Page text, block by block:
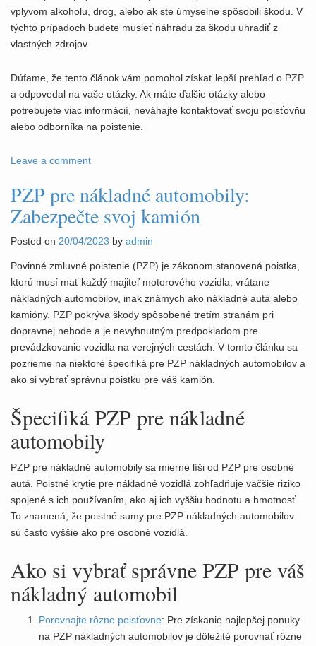
vplyvom alkoholu, drog, alebo ak ste úmyselne spôsobili škodu. V
týchto prípadoch budete musieť náhradu za škodu uhradiť z
vlastných zdrojov.
Dúfame, že tento článok vám pomohol získať lepší prehľad o PZP
a odpovedal na vaše otázky. Ak máte ďalšie otázky alebo
potrebujete viac informácií, neváhajte kontaktovať svoju poisťovňu
alebo odborníka na poistenie.
Leave a comment
PZP pre nákladné automobily:
Zabezpečte svoj kamión
Posted on 20/04/2023 by admin
Povinné zmluvné poistenie (PZP) je zákonom stanovená poistka,
ktorú musí mať každý majiteľ motorového vozidla, vrátane
nákladných automobilov, inak známych ako nákladné autá alebo
kamióny. PZP pokrýva škody spôsobené tretím stranám pri
dopravnej nehode a je nevyhnutným predpokladom pre
prevádzkovanie vozidla na verejných cestách. V tomto článku sa
pozrieme na niektoré špecifiká pre PZP nákladných automobilov a
ako si vybrať správnu poistku pre váš kamión.
Špecifiká PZP pre nákladné
automobily
PZP pre nákladné automobily sa mierne líši od PZP pre osobné
autá. Poistné krytie pre nákladné vozidlá zohľadňuje väčšie riziko
spojené s ich používaním, ako aj ich vyššiu hodnotu a hmotnosť.
To znamená, že poistné sumy pre PZP nákladných automobilov
sú často vyššie ako pre osobné vozidlá.
Ako si vybrať správne PZP pre váš
nákladný automobil
Porovnajte rôzne poisťovne: Pre získanie najlepšej ponuky
na PZP nákladných automobilov je dôležité porovnať rôzne